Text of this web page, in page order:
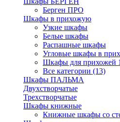
Берген ПРО
Шкафы в прихожую
Узкие шкафы
Белые шкафы
Распашные шкафы
Угловые шкафы в
Шкафы для прихожей
Все категории (13)
Шкафы ПАЛЬМА
Двухстворчатые
Трехстворчатые
Шкафы книжные
Книжные шкафы со